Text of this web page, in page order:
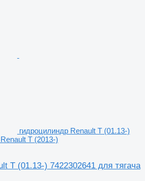
гидроцилиндр Renault T (01.13-)
T (2013-)
T (01.13-) 7422302641 для тягача